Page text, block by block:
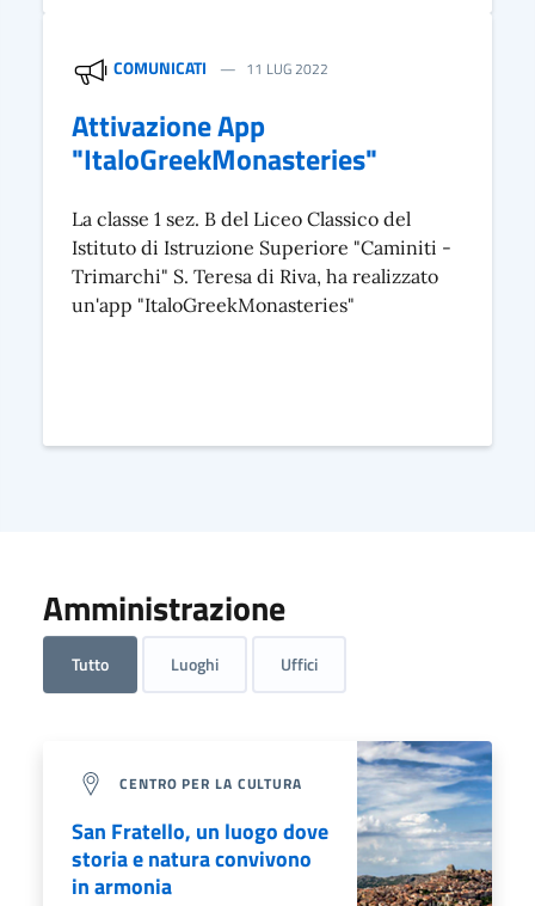
COMUNICATI 11 LUG 2022
Attivazione App
"ItaloGreekMonasteries"
La classe 1 sez. B del Liceo Classico del
Istituto di Istruzione Superiore "Caminiti -
Trimarchi" S. Teresa di Riva, ha realizzato
un'app "ItaloGreekMonasteries"
Amministrazione
Tutto Luoghi Uffici
CENTRO PER LA CULTURA
San Fratello, un luogo dove
storia e natura convivono
in armonia